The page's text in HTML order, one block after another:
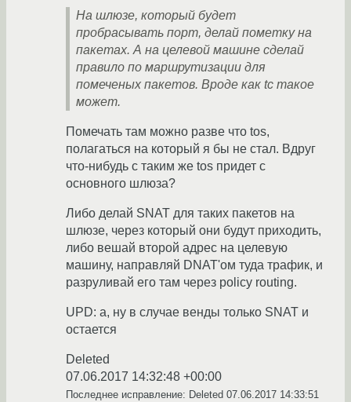
На шлюзе, который будет
пробрасывать порт, делай пометку на
пакетах. А на целевой машине сделай
правило по маршрутизации для
помеченых пакетов. Вроде как tc такое
может.
Помечать там можно разве что tos,
полагаться на который я бы не стал. Вдруг
что-нибудь с таким же tos придет с
основного шлюза?
Либо делай SNAT для таких пакетов на
шлюзе, через который они будут приходить,
либо вешай второй адрес на целевую
машину, направляй DNAT'ом туда трафик, и
разруливай его там через policy routing.
UPD: а, ну в случае венды только SNAT и
остается
Deleted
07.06.2017 14:32:48 +00:00
Последнее исправление: Deleted 07.06.2017 14:33:51